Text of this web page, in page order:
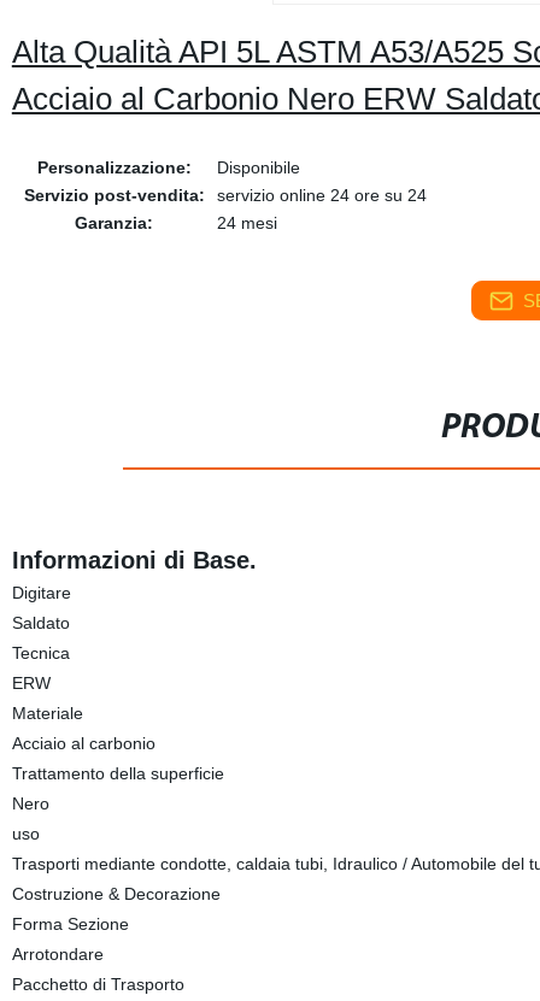
Alta Qualità API 5L ASTM A53/A525
Acciaio al Carbonio Nero ERW
Personalizzazione:
Disponibile
Servizio post-vendita:
servizio online 24 ore su 24
Garanzia:
24 mesi
Informazioni di Base.
Digitare
Saldato
Tecnica
ERW
Materiale
Acciaio al carbonio
Trattamento della superficie
Nero
uso
Trasporti mediante condotte, caldaia tubi, Idraulico / Automobile del
Costruzione & Decorazione
Forma Sezione
Arrotondare
Pacchetto di Trasporto